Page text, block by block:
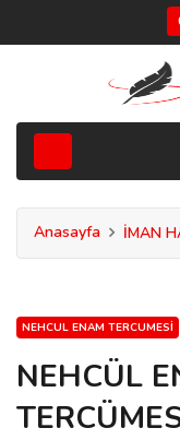
Anasayfa İMAN
NEHCUL ENAM TERCUMESI
NEHCÜL